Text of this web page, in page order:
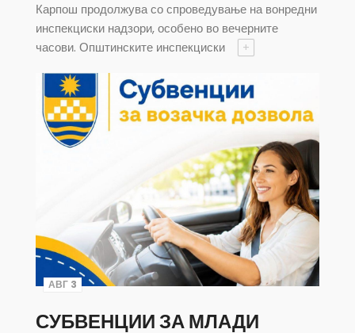
Карпош продолжува со спроведување на вонредни
инспекциски надзори, особено во вечерните
часови. Општинските инспекциски
+
АВГ 3
СУБВЕНЦИИ ЗА МЛАДИ